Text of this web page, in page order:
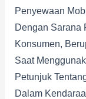
Penyewaan
Dengan Sarana
Konsumen,
Saat
Petunjuk
Dalam